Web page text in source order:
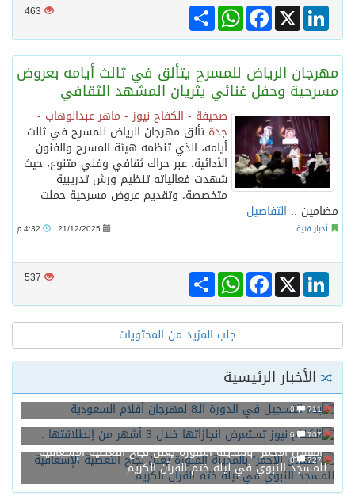
463 Share
WhatsAppFacebook X
LinkedIn
مهرجان الرياض للمسرح يتألق في ثالث أيامه بعروض
مسرحية وحفل غنائي يثريان المشهد الثقافي
صحيفة - الكفاح نيوز - ماهر عبدالوهاب -
جدة تألق مهرجان الرياض للمسرح في ثالث
أيامه، الذي تنظمه هيئة المسرح والفنون
الأدائية، عبر حراك ثقافي وفني متنوع، حيث
شهدت فعالياته تنظيم ورش تدريبية
متخصصة، وتقديم عروض مسرحية حملت
مضامين .. التفاصيل
أخبار فنية 21/12/2025
537 Share
WhatsAppFacebook X
LinkedIn
جلب المزيد من المحتويات
الأخبار الرئيسية
711
0
بدء التسجيل في الدورة الـ8 لمهرجان أفلام السعودية
707
0
الكفاح نيوز تستعرض انجازاتها خلال 3 أشهر من إنطلاقتها .
727
0
“الهلال الأحمر” بالمدينة المنورة يعلن نجاح التغطية الإسعافية
للمسجد النبوي في ليلة ختم القرآن الكريم